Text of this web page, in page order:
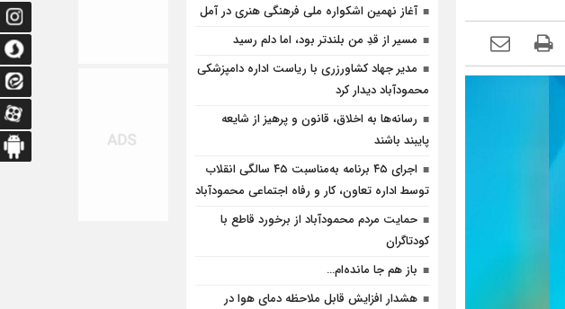
آغاز نهمین اشکواره ملی فرهنگی هنری در آمل
مسیر از قدِ من بلندتر بود، اما دلم رسید
مدیر جهاد کشاورزری با ریاست اداره دامپزشکی
محمودآباد دیدار کرد
رسانه‌ها به اخلاق، قانون و پرهیز از شایعه
پایبند باشند
اجرای ۴۵ برنامه به‌مناسبت ۴۵ سالگی انقلاب
توسط اداره تعاون، کار و رفاه اجتماعی محمودآباد
حمایت مردم محمودآباد از برخورد قاطع با
کودتاگران
باز هم جا مانده‌ام…
هشدار افزایش قابل ملاحظه دمای هوا در